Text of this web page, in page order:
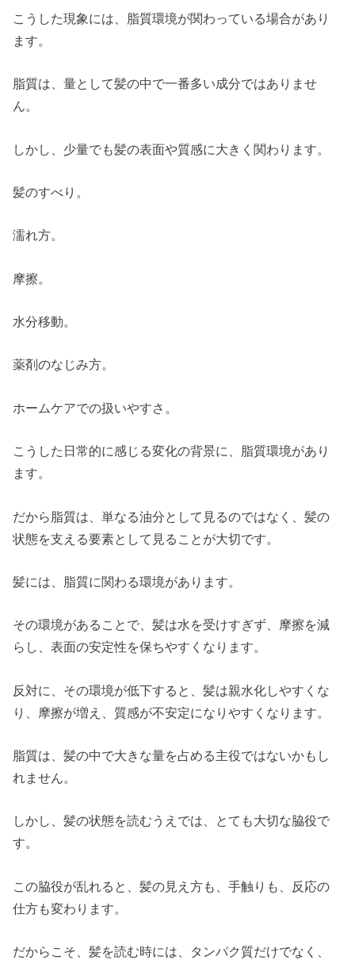
こうした現象には、脂質環境が関わっている場合があり
ます。
脂質は、量として髪の中で一番多い成分ではありませ
ん。
しかし、少量でも髪の表面や質感に大きく関わります。
髪のすべり。
濡れ方。
摩擦。
水分移動。
薬剤のなじみ方。
ホームケアでの扱いやすさ。
こうした日常的に感じる変化の背景に、脂質環境があり
ます。
だから脂質は、単なる油分として見るのではなく、髪の
状態を支える要素として見ることが大切です。
髪には、脂質に関わる環境があります。
その環境があることで、髪は水を受けすぎず、摩擦を減
らし、表面の安定性を保ちやすくなります。
反対に、その環境が低下すると、髪は親水化しやすくな
り、摩擦が増え、質感が不安定になりやすくなります。
脂質は、髪の中で大きな量を占める主役ではないかもし
れません。
しかし、髪の状態を読むうえでは、とても大切な脇役で
す。
この脇役が乱れると、髪の見え方も、手触りも、反応の
仕方も変わります。
だからこそ、髪を読む時には、タンパク質だけでなく、